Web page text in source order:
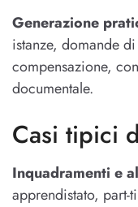
Generazione
istanze, domande
compensazione,
documentale.
Casi tipici
Inquadramenti e
apprendistato,